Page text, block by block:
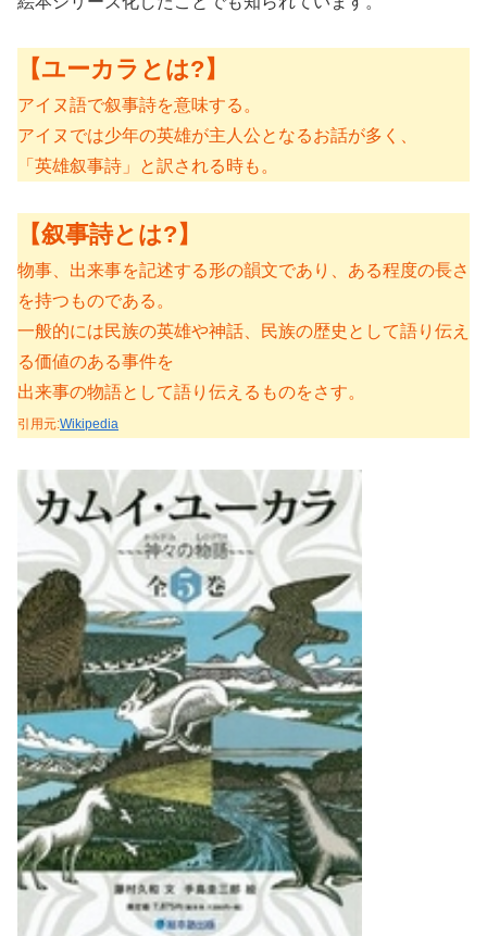
【ユーカラとは?】
アイヌ語で叙事詩を意味する。
アイヌでは少年の英雄が主人公となるお話が多く、
「英雄叙事詩」と訳される時も。
【叙事詩とは?】
物事、出来事を記述する形の韻文であり、ある程度の長さ
を持つものである。
一般的には民族の英雄や神話、民族の歴史として語り伝え
る価値のある事件を
出来事の物語として語り伝えるものをさす。
引用元:Wikipedia